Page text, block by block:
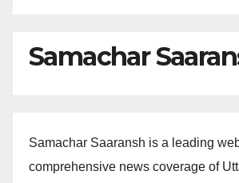
Samachar
Samachar Saaransh is a leading
comprehensive news coverage of